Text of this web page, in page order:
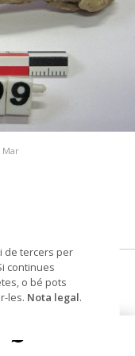
Mar
de tercers per
continues
o bé pots
les. Nota legal.